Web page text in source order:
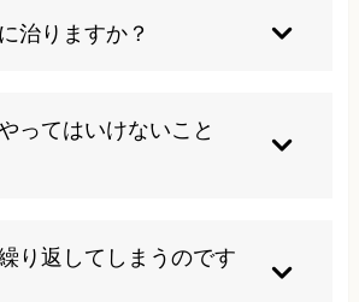
治りますか？
りますが、細菌感染が原因の場
必要です。そして、何度も感染
善が必要です。
ってはいけないこと
ょう。また、長時間の排尿我慢
症状を悪化させる要因となりま
り返してしまうのです